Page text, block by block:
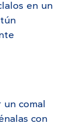
en un
comal
con